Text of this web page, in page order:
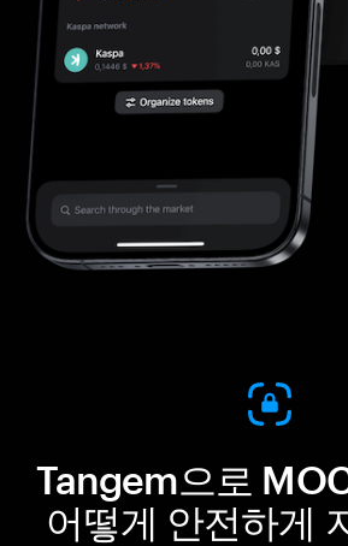
Tangem으로
어떻게 안전하게